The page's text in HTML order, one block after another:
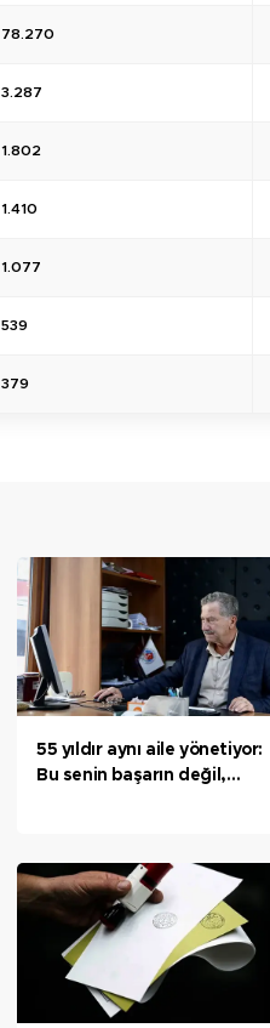
78.270
3.287
1.802
1.410
1.077
539
379
55 yıldır aynı aile yönetiyor:
Bu senin başarın değil,